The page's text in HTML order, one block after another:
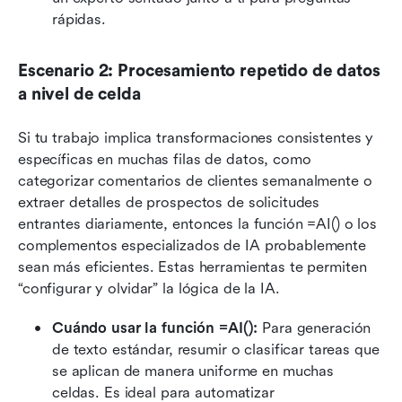
rápidas.
Escenario 2: Procesamiento repetido de datos
a nivel de celda
Si tu trabajo implica transformaciones consistentes y
específicas en muchas filas de datos, como
categorizar comentarios de clientes semanalmente o
extraer detalles de prospectos de solicitudes
entrantes diariamente, entonces la función =AI() o los
complementos especializados de IA probablemente
sean más eficientes. Estas herramientas te permiten
“configurar y olvidar” la lógica de la IA.
Cuándo usar la función =AI(): Para generación
de texto estándar, resumir o clasificar tareas que
se aplican de manera uniforme en muchas
celdas. Es ideal para automatizar